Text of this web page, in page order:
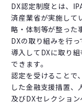
DX認定制度とは、
済産業省が実施して
略・体制等が整った
DXの取り組みを行
導入してDXに取り
できます。
認定を受けることで
した金融支援措置、
及びDXセレクショ